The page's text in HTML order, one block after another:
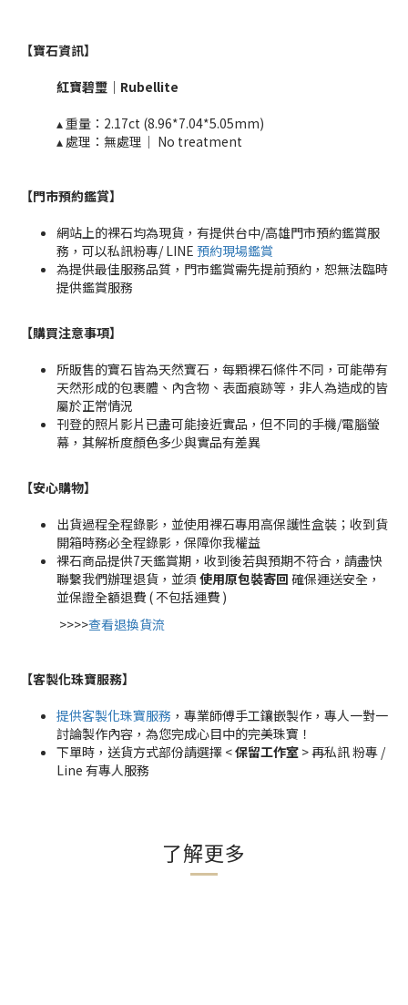
【寶石資訊】
紅寶碧璽 ｜ Rubellite​
▴ 重量： 2.17ct (8.96*7.04*5.05mm)
▴ 處理：無處理｜ No treatment​​
【門市預約鑑賞】
網站上的裸石均為現貨，有提供台中/高雄門市預約鑑賞服
務，可以私訊粉專/ LINE 預約現場鑑賞
為提供最佳服務品質，門市鑑賞需先提前預約，恕無法臨時
提供鑑賞服務
【購買注意事項】
所販售的寶石皆為天然寶石，每顆裸石條件不同，可能帶有
天然形成的包裹體、內含物、表面痕跡等，非人為造成的皆
屬於正常情況
刊登的照片影片已盡可能接近實品，但不同的手機/電腦螢
幕，其解析度顏色多少與實品有差異
【安心購物】
出貨過程全程錄影，並使用裸石專用高保護性盒裝；收到貨
開箱時務必全程錄影，保障你我權益
裸石商品提供7天鑑賞期，收到後若與預期不符合，請盡快
聯繫我們辦理退貨，並須 使用原包裝寄回 確保運送安全，
並保證全額退費 ( 不包括運費 )
>>>>查看退換貨流
【客製化珠寶服務】
提供客製化珠寶服務 ，專業師傅手工鑲嵌製作，專人一對一
討論製作內容，為您完成心目中的完美珠寶！
下單時，送貨方式部份請選擇 <保留工作室 > 再私訊 粉專 /
Line 有專人服務
了解更多